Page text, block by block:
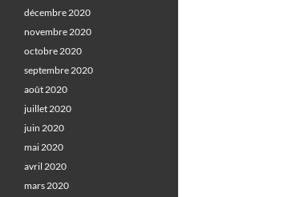
décembre 2020
novembre 2020
octobre 2020
septembre 2020
août 2020
juillet 2020
juin 2020
mai 2020
avril 2020
mars 2020